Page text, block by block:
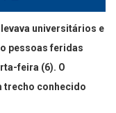
universitários e
pessoas feridas
feira (6). O
trecho conhecido